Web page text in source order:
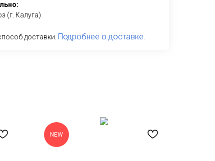
(г. Калуга)
доставки. Подробнее о доставке.
NEW